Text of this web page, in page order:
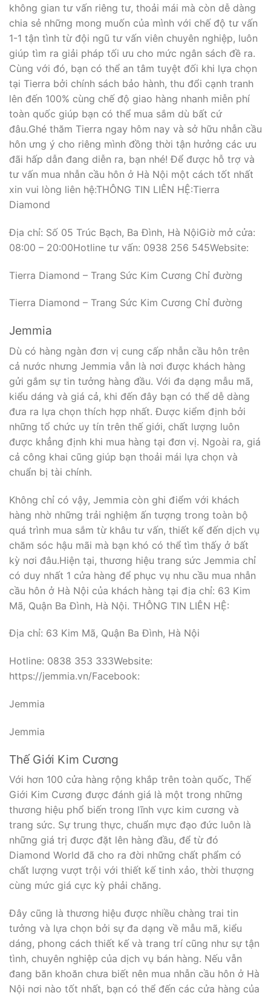
không gian tư vấn riêng tư, thoải mái mà còn dễ dàng
chia sẻ những mong muốn của mình với chế độ tư vấn
1-1 tận tình từ đội ngũ tư vấn viên chuyên nghiệp, luôn
giúp tìm ra giải pháp tối ưu cho mức ngân sách đề ra.
Cùng với đó, bạn có thể an tâm tuyệt đối khi lựa chọn
tại Tierra bởi chính sách bảo hành, thu đổi cạnh tranh
lên đến 100% cùng chế độ giao hàng nhanh miễn phí
toàn quốc giúp bạn có thể mua sắm dù bất cứ
đâu.Ghé thăm Tierra ngay hôm nay và sở hữu nhẫn cầu
hôn ưng ý cho riêng mình đồng thời tận hưởng các ưu
đãi hấp dẫn đang diễn ra, bạn nhé! Để được hỗ trợ và
tư vấn mua nhẫn cầu hôn ở Hà Nội một cách tốt nhất
xin vui lòng liên hệ:THÔNG TIN LIÊN HỆ:Tierra
Diamond
Địa chỉ: Số 05 Trúc Bạch, Ba Đình, Hà NộiGiờ mở cửa:
08:00 – 20:00Hotline tư vấn: 0938 256 545Website:
Tierra Diamond – Trang Sức Kim Cương Chỉ đường
Tierra Diamond – Trang Sức Kim Cương Chỉ đường
Jemmia
Dù có hàng ngàn đơn vị cung cấp nhẫn cầu hôn trên
cả nước nhưng Jemmia vẫn là nơi được khách hàng
gửi gắm sự tin tưởng hàng đầu. Với đa dạng mẫu mã,
kiểu dáng và giá cả, khi đến đây bạn có thể dễ dàng
đưa ra lựa chọn thích hợp nhất. Được kiểm định bởi
những tổ chức uy tín trên thế giới, chất lượng luôn
được khẳng định khi mua hàng tại đơn vị. Ngoài ra, giá
cả công khai cũng giúp bạn thoải mái lựa chọn và
chuẩn bị tài chính.
Không chỉ có vậy, Jemmia còn ghi điểm với khách
hàng nhờ những trải nghiệm ấn tượng trong toàn bộ
quá trình mua sắm từ khâu tư vấn, thiết kế đến dịch vụ
chăm sóc hậu mãi mà bạn khó có thể tìm thấy ở bất
kỳ nơi đâu.Hiện tại, thương hiệu trang sức Jemmia chỉ
có duy nhất 1 cửa hàng để phục vụ nhu cầu mua nhẫn
cầu hôn ở Hà Nội của khách hàng tại địa chỉ: 63 Kim
Mã, Quận Ba Đình, Hà Nội. THÔNG TIN LIÊN HỆ:
Địa chỉ: 63 Kim Mã, Quận Ba Đình, Hà Nội
Hotline: 0838 353 333Website:
https://jemmia.vn/Facebook:
Jemmia
Jemmia
Thế Giới Kim Cương
Với hơn 100 cửa hàng rộng khắp trên toàn quốc, Thế
Giới Kim Cương được đánh giá là một trong những
thương hiệu phổ biến trong lĩnh vực kim cương và
trang sức. Sự trung thực, chuẩn mực đạo đức luôn là
những giá trị được đặt lên hàng đầu, để từ đó
Diamond World đã cho ra đời những chất phẩm có
chất lượng vượt trội với thiết kế tinh xảo, thời thượng
cùng mức giá cực kỳ phải chăng.
Đây cũng là thương hiệu được nhiều chàng trai tin
tưởng và lựa chọn bởi sự đa dạng về mẫu mã, kiểu
dáng, phong cách thiết kế và trang trí cũng như sự tận
tình, chuyên nghiệp của dịch vụ bán hàng. Nếu vẫn
đang băn khoăn chưa biết nên mua nhẫn cầu hôn ở Hà
Nội nơi nào tốt nhất, bạn có thể đến các cửa hàng của